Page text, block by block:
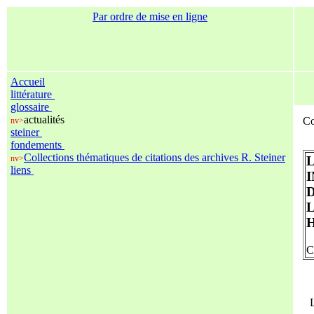
Par ordre de mise en ligne
Accueil
littérature
glossaire
nv>actualités
steiner
fondements
nv>Collections thématiques de citations des archives R. Steiner
liens